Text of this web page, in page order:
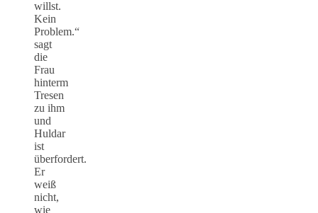
willst.
Kein
Problem.“
sagt
die
Frau
hinterm
Tresen
zu ihm
und
Huldar
ist
überfordert.
Er
weiß
nicht,
wie